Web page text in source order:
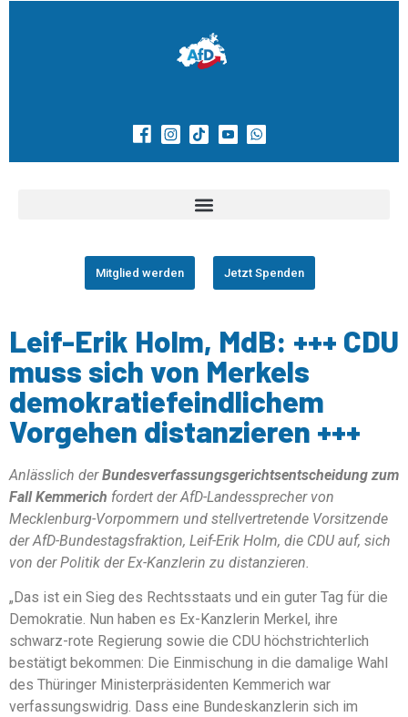
Mitglied werden Jetzt Spenden
Leif-Erik Holm, MdB: +++ CDU
muss sich von Merkels
demokratiefeindlichem
Vorgehen distanzieren +++
Anlässlich derBundesverfassungsgerichtsentscheidung zum
Fall Kemmerich fordert der AfD-Landessprecher von
Mecklenburg-Vorpommern und stellvertretende Vorsitzende
der AfD-Bundestagsfraktion, Leif-Erik Holm, die CDU auf, sich
von der Politik der Ex-Kanzlerin zu distanzieren.
„Das ist ein Sieg des Rechtsstaats und ein guter Tag für die
Demokratie. Nun haben es Ex-Kanzlerin Merkel, ihre
schwarz-rote Regierung sowie die CDU höchstrichterlich
bestätigt bekommen: Die Einmischung in die damalige Wahl
des Thüringer Ministerpräsidenten Kemmerich war
verfassungswidrig. Dass eine Bundeskanzlerin sich im